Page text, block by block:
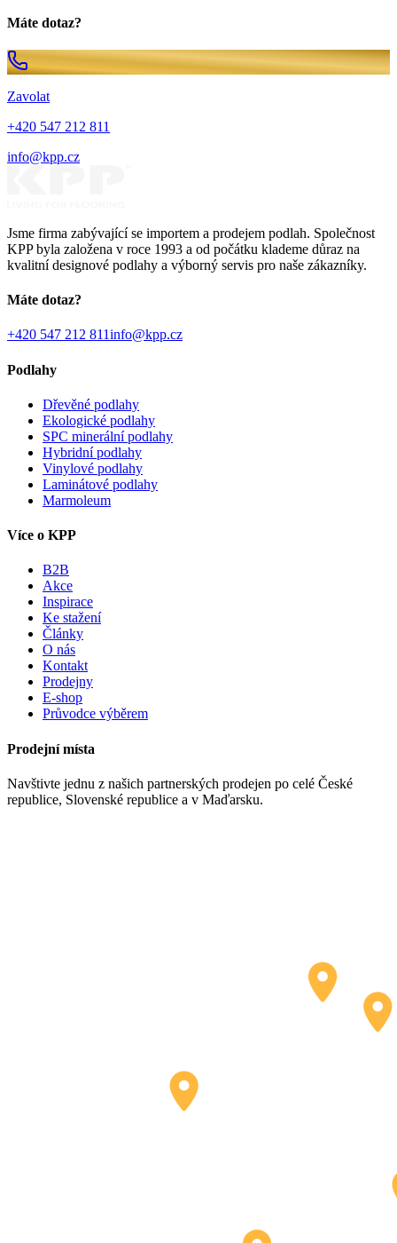
Máte dotaz?
Zavolat
+420 547 212 811
info@kpp.cz
Jsme firma zabývající se importem a prodejem podlah. Společnost
KPP byla založena v roce 1993 a od počátku klademe důraz na
kvalitní designové podlahy a výborný servis pro naše zákazníky.
Máte dotaz?
+420 547 212 811info@kpp.cz
Podlahy
Dřevěné podlahy
Ekologické podlahy
SPC minerální podlahy
Hybridní podlahy
Vinylové podlahy
Laminátové podlahy
Marmoleum
Více o KPP
B2B
Akce
Inspirace
Ke stažení
Články
O nás
Kontakt
Prodejny
E-shop
Průvodce výběrem
Prodejní místa
Navštivte jednu z našich partnerských prodejen po celé České
republice, Slovenské republice a v Maďarsku.